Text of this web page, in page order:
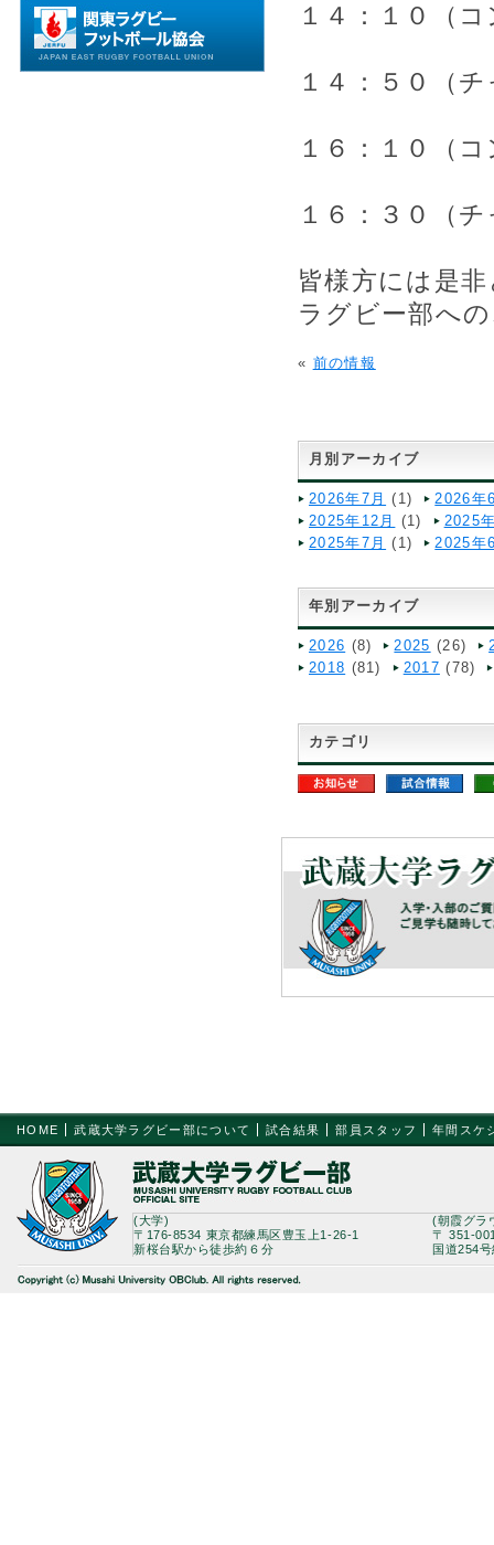
１４：１０（
１４：５０（
１６：１０（
１６：３０（
皆様方には是
ラグビー部へ
« 前の情報
月別アーカイブ
2026年7月 (1)
2026年
2025年12月
(1)
2025
2025年7月 (1) 2025年
年別アーカイブ
2026 (8) 2025 (26)
2018 (81) 2017 (78)
カテゴリ
HOME 武蔵大学ラグビー部について 試合結果 部員スタッフ 年間スケ
(大学)
〒176-8534 東京都練馬区豊玉上1-26-1
新桜台駅から徒歩約６分
(朝霞グラ
〒 351-
国道254